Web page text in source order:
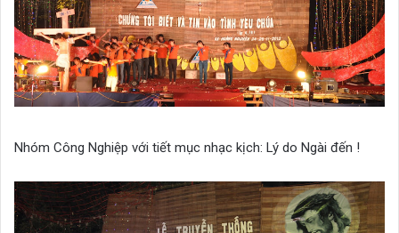
Nhóm Công Nghiệp với tiết mục nhạc kịch: Lý do Ngài đến !